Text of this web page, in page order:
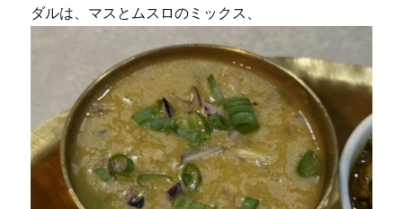
ダルは、マスとムスロのミックス、